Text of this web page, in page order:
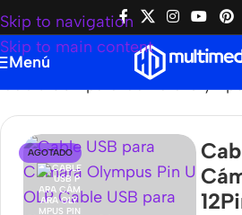
Skip to navigation
Skip to main content
Menú
USB para Cámara
AGOTADO